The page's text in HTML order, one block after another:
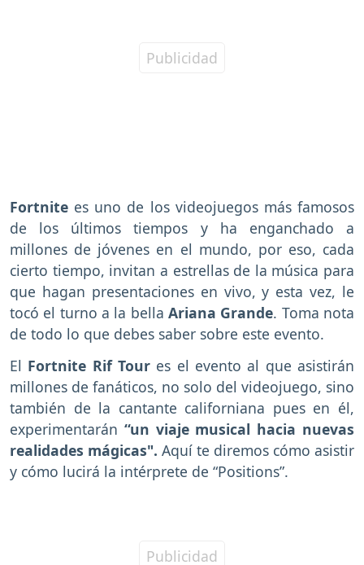
Fortnite es uno de los videojuegos más famosos
de los últimos tiempos y ha enganchado a
millones de jóvenes en el mundo, por eso, cada
cierto tiempo, invitan a estrellas de la música para
que hagan presentaciones en vivo, y esta vez, le
tocó el turno a la bella Ariana Grande. Toma nota
de todo lo que debes saber sobre este evento.
El Fortnite Rif Tour es el evento al que asistirán
millones de fanáticos, no solo del videojuego, sino
también de la cantante californiana pues en él,
experimentarán “un viaje musical hacia nuevas
realidades mágicas". Aquí te diremos cómo asistir
y cómo lucirá la intérprete de “Positions”.